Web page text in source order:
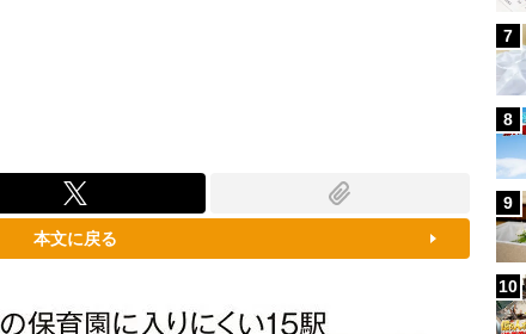
本文に戻る
7
8
9
10